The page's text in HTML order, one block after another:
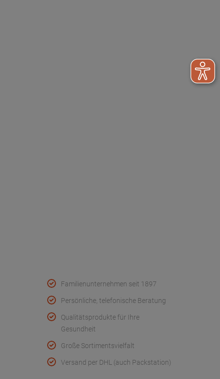
Familienunternehmen seit 1897
Persönliche, telefonische Beratung
Qualitätsprodukte für Ihre
Gesundheit
Große Sortimentsvielfalt
Versand per DHL (auch Packstation)